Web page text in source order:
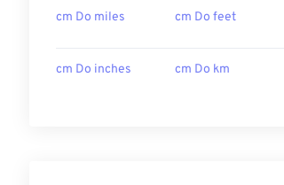
cm Do miles cm Do feet
cm Do inches cm Do km